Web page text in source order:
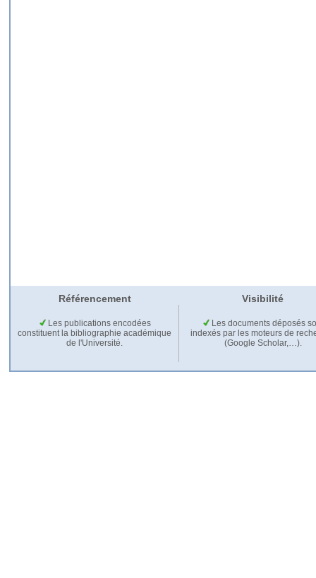
Référencement Visibilité
Les publications encodées
constituent la bibliographie académique
de l'Université.
Les documents déposés
indexés par les moteurs de
(Google Scholar,…).